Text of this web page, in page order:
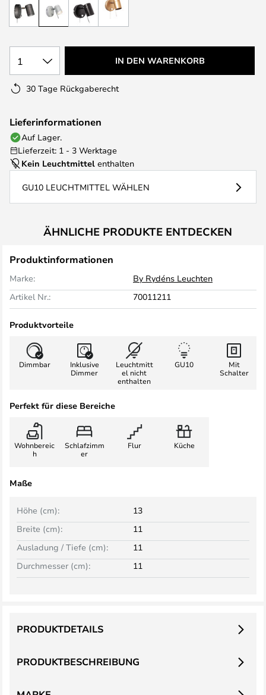
1 IN DEN WARENKORB
30 Tage Rückgaberecht
Lieferinformationen
Auf Lager.
Lieferzeit: 1 - 3 Werktage
Kein Leuchtmittel enthalten
GU10 LEUCHTMITTEL WÄHLEN
ÄHNLICHE PRODUKTE ENTDECKEN
Produktinformationen
Marke:
By Rydéns Leuchten
Artikel Nr.:
70011211
Produktvorteile
Dimmbar
Inklusive
Dimmer
Leuchtmitt
el nicht
enthalten
GU10
Mit
Schalter
Perfekt für diese Bereiche
Wohnbereic
h
Schlafzimm
er
Flur Küche
Maße
Breite (cm): 11
Höhe (cm): 13
Ausladung / Tiefe (cm):
11
Durchmesser (cm):
11
PRODUKTBESCHREIBUNG
PRODUKTDETAILS